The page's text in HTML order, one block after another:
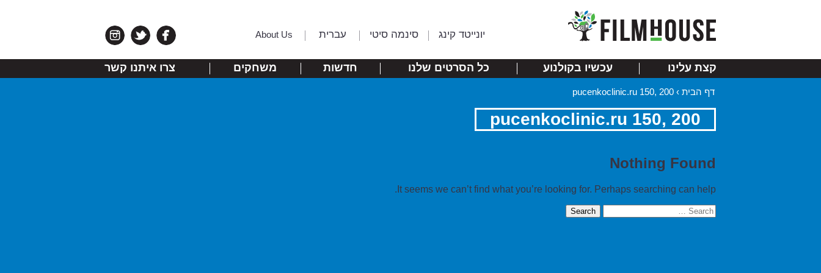
יונייטד קינג סינמה סיטי עברית About Us
קצת עלינו עכשיו בקולנוע כל הסרטים שלנו חדשות משחקים צרו איתנו קשר
דף הבית ›
pucenkoclinic.ru 150, 200
pucenkoclinic.ru 150, 200
Nothing Found
It seems we can’t find what you’re looking for. Perhaps searching can help.
Search
for: